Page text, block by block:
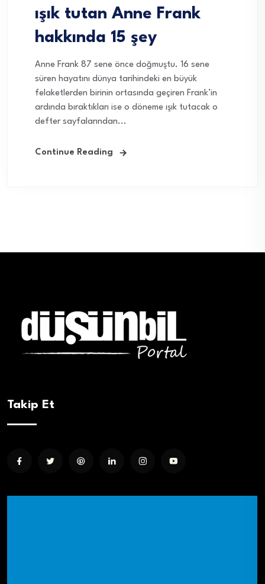
ışık tutan Anne Frank
hakkında 15 şey
Anne Frank 87 sene önce doğmuştu. 16 sene
süren hayatını dünya tarihindeki en büyük
felaketlerden birinin ortasında geçiren Frank’in
ardında bıraktıkları ise o döneme ışık tutacak o
defter sayfalarından...
Continue Reading
Takip Et